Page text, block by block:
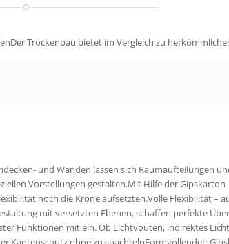
Trockenbau bietet im Vergleich zu
und Wänden lassen sich Raumaufteilungen
Vorstellungen gestalten.Mit Hilfe der Gipskarton
noch die Krone aufsetzten.Volle Flexibilität –
mit versetzten Ebenen, schaffen perfekte
Funktionen mit ein. Ob Lichtvouten, indirektes